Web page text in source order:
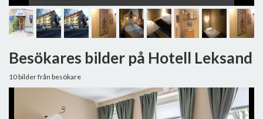
Besökares bilder på Hotell Leksand
10 bilder från besökare